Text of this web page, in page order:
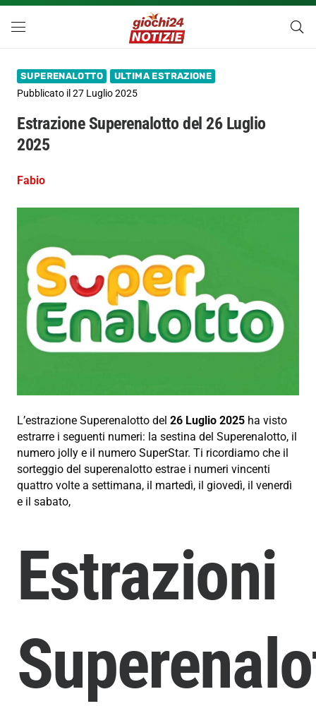
SUPERENALOTTO ULTIMA ESTRAZIONE
Pubblicato il 27 Luglio 2025
Estrazione Superenalotto del 26 Luglio
2025
Fabio
L’estrazione Superenalotto del 26 Luglio 2025 ha visto
estrarre i seguenti numeri: la sestina del Superenalotto, il
numero jolly e il numero SuperStar. Ti ricordiamo che il
sorteggio del superenalotto estrae i numeri vincenti
quattro volte a settimana, il martedì, il giovedì, il venerdì
e il sabato,
Estrazioni